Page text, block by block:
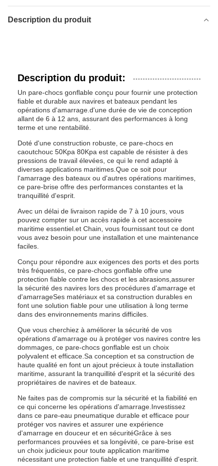
Description du produit
Description du produit:
Un pare-chocs gonflable conçu pour fournir une protection
fiable et durable aux navires et bateaux pendant les
opérations d'amarrage.d'une durée de vie de conception
allant de 6 à 12 ans, assurant des performances à long
terme et une rentabilité.
Doté d'une construction robuste, ce pare-chocs en
caoutchouc 50Kpa 80Kpa est capable de résister à des
pressions de travail élevées, ce qui le rend adapté à
diverses applications maritimes.Que ce soit pour
l'amarrage des bateaux ou d'autres opérations maritimes,
ce pare-brise offre des performances constantes et la
tranquillité d'esprit.
Avec un délai de livraison rapide de 7 à 10 jours, vous
pouvez compter sur un accès rapide à cet accessoire
maritime essentiel.et Chain, vous fournissant tout ce dont
vous avez besoin pour une installation et une maintenance
faciles.
Conçu pour répondre aux exigences des ports et des ports
très fréquentés, ce pare-chocs gonflable offre une
protection fiable contre les chocs et les abrasions,assurer
la sécurité des navires lors des procédures d'amarrage et
d'amarrageSes matériaux et sa construction durables en
font une solution fiable pour une utilisation à long terme
dans des environnements marins difficiles.
Que vous cherchiez à améliorer la sécurité de vos
opérations d'amarrage ou à protéger vos navires contre les
dommages, ce pare-chocs gonflable est un choix
polyvalent et efficace.Sa conception et sa construction de
haute qualité en font un ajout précieux à toute installation
maritime, assurant la tranquillité d'esprit et la sécurité des
propriétaires de navires et de bateaux.
Ne faites pas de compromis sur la sécurité et la fiabilité en
ce qui concerne les opérations d'amarrage.Investissez
dans ce pare-eau pneumatique durable et efficace pour
protéger vos navires et assurer une expérience
d'amarrage en douceur et en sécuritéGrâce à ses
performances prouvées et sa longévité, ce pare-brise est
un choix judicieux pour toute application maritime
nécessitant une protection fiable et une tranquillité d'esprit.